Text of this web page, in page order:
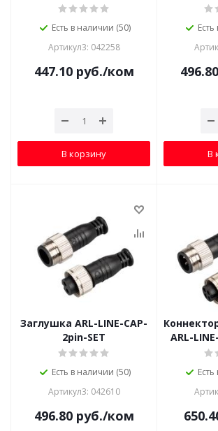
Есть в наличии (50)
Артикул3: 042258
447.10руб./ком
В корзину
496.80
В
Заглушка ARL-LINE-CAP-
2pin-SET
Есть в наличии (50)
Артикул3: 042610
496.80руб./ком
ARL-